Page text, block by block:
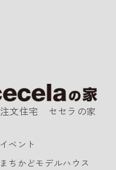
注文住宅 セセラの家
イベント
まちかどモデルハウス